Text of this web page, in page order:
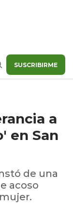
SUSCRIBIRME
a
en San
de una
acoso